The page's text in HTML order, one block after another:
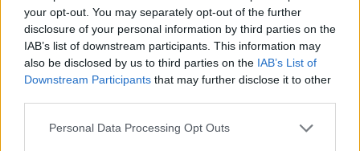
your opt-out. You may separately opt-out of the further
disclosure of your personal information by third parties on the
IAB’s list of downstream participants. This information may
also be disclosed by us to third parties on the IAB’s List of
Downstream Participants that may further disclose it to other
Personal Data Processing Opt Outs
zadrapana. Nienawidziłam tej gry w kosza. I
pomimo, że miałam 175 cm już w szóstej klasie, nie
poszłam w ślady mamy i nie zostałam koszykarką.
Nauczyciel zagiął parol na mnie i próbował ze mnie
zrobić Jordana w spódnicy, ale ja chciałam ćwiczyć
gimnastykę, bo byłam świetnie rozciągnięta i